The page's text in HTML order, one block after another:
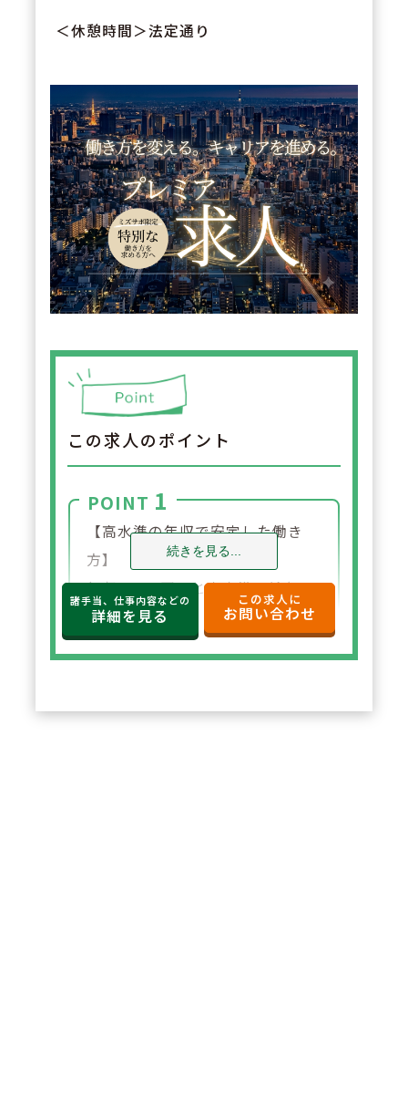
＜休憩時間＞法定通り
この求人のポイント
POINT 1
【高水準の年収で安定した働き
方】
年収650万円～と高水準の給与設
定。年俸制で収入の見通しも立て
やすく、選択した都道府県内で安
続きを見る...
諸手当、仕事内容などの
詳細を見る
この求人に
お問い合わせ